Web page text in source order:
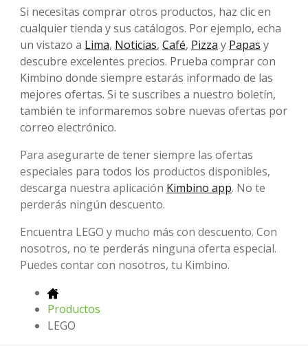
Si necesitas comprar otros productos, haz clic en
cualquier tienda y sus catálogos. Por ejemplo, echa
un vistazo a Lima, Noticias, Café, Pizza y Papas y
descubre excelentes precios. Prueba comprar con
Kimbino donde siempre estarás informado de las
mejores ofertas. Si te suscribes a nuestro boletín,
también te informaremos sobre nuevas ofertas por
correo electrónico.
Para asegurarte de tener siempre las ofertas
especiales para todos los productos disponibles,
descarga nuestra aplicación Kimbino app. No te
perderás ningún descuento.
Encuentra LEGO y mucho más con descuento. Con
nosotros, no te perderás ninguna oferta especial.
Puedes contar con nosotros, tu Kimbino.
Productos
LEGO